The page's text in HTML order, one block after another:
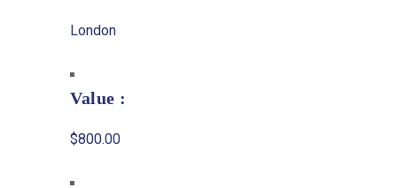
London
Value :
$800.00